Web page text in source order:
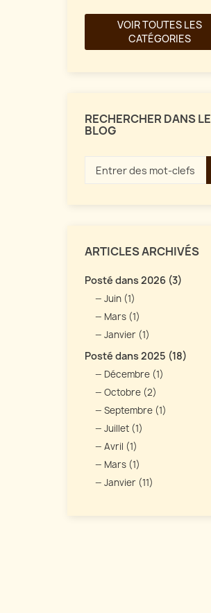
VOIR TOUTES LES
CATÉGORIES
RECHERCHER DANS LE
BLOG
ARTICLES ARCHIVÉS
Posté dans 2026 (3)
Juin (1)
Mars (1)
Janvier (1)
Posté dans 2025 (18)
Décembre (1)
Octobre (2)
Septembre (1)
Juillet (1)
Avril (1)
Mars (1)
Janvier (11)